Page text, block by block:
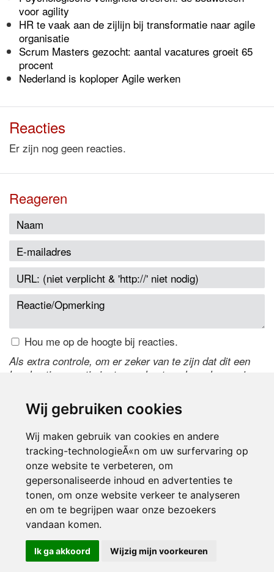
Wij gebruiken cookies
Wij maken gebruik van cookies en andere
tracking-technologieÃ«n om uw surfervaring op
onze website te verbeteren, om
gepersonaliseerde inhoud en advertenties te
tonen, om onze website verkeer te analyseren
en om te begrijpen waar onze bezoekers
vandaan komen.
Ik ga akkoord Wijzig mijn voorkeuren
voor agility
HR te vaak aan de zijlijn bij transformatie naar agile
organisatie
Scrum Masters gezocht: aantal vacatures groeit 65
procent
Nederland is koploper Agile werken
Reacties
Er zijn nog geen reacties.
Reageren
Hou me op de hoogte bij reacties.
Als extra controle, om er zeker van te zijn dat dit een
handmatige reactie is, typ onderstaande code over in
de code te wijzigen.
© 2000-2026 UFE Media:Managersonline.nl|Brisk magazine
Partners:Autowereld.com